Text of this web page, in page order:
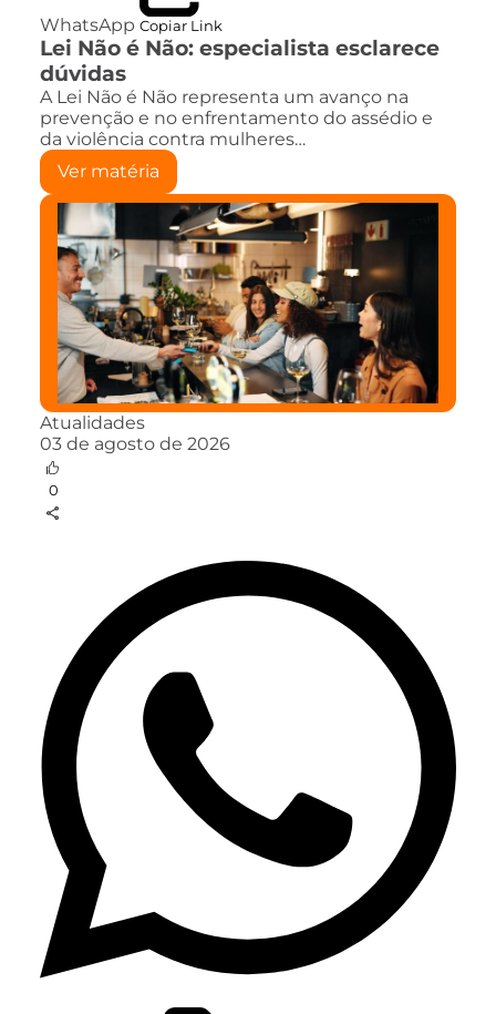
WhatsApp Copiar Link
Lei Não é Não: especialista esclarece
dúvidas
A Lei Não é Não representa um avanço na
prevenção e no enfrentamento do assédio e
da violência contra mulheres…
Ver matéria
Atualidades
03 de agosto de 2026
0